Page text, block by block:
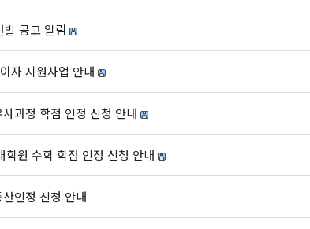
발 공고 알림
자 지원사업 안내
과정 학점 인정 신청 안내
원 수학 학점 인정 신청 안내
인정 신청 안내